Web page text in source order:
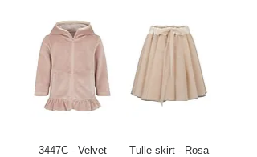
3447C - Velvet
Tulle skirt - Rosa